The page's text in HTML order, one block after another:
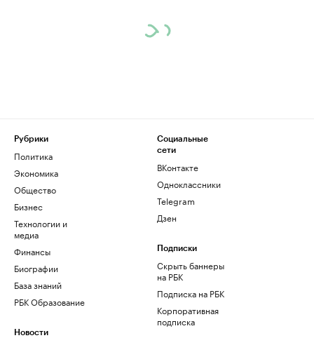
Рубрики
Политика
Экономика
Общество
Бизнес
Технологии и
медиа
Финансы
Биографии
База знаний
РБК Образование
Новости
Социальные
сети
ВКонтакте
Одноклассники
Telegram
Дзен
Подписки
Скрыть баннеры
на РБК
Подписка на РБК
Корпоративная
подписка